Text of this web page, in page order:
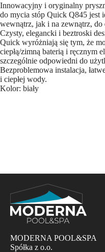
Innowacyjny i oryginalny
do mycia stóp Quick Q845 jest
wewnątrz, jak i na zewnątrz, do
Czysty, elegancki i beztroski
Quick wyróżniają się tym, że
ciepłą/zimną baterią i ręcznym
szczególnie odpowiedni do
Bezproblemowa instalacja,
i ciepłej wody.
Kolor: biały
MODERNA POOL&SPA
Spółka z o.o.